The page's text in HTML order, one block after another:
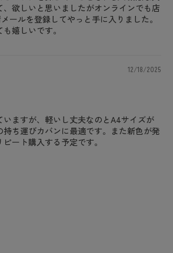
欲しいと思いましたがオンラインでも店
ールを登録してやっと手に入りました。
嬉しいです。
12/18/2025
ますが、軽いし丈夫なのとA4サイズが
持ち運びカバンに最適です。また新色が発
ート購入する予定です。